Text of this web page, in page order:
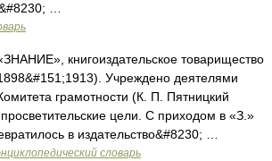
…
книгоиздательское товарищество
Учреждено деятелями
грамотности (К. П. Пятницкий
цели. С приходом в «З.»
в издательство&#8230; …
словарь